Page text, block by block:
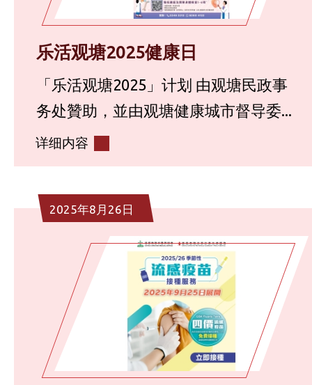
乐活观塘2025健康日
「乐活观塘2025」计划 由观塘民政事
务处贊助，並由观塘健康城市督导委...
详细内容
2025年8月26日